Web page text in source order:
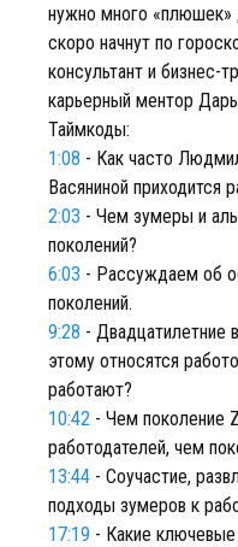
нужно много «плюшек»
скоро начнут по
консультант и
карьерный ментор
Таймкоды:
1:08 - Как часто
Васяниной приходится
2:03 - Чем зумеры и
поколений?
6:03 - Рассуждаем об
поколений.
9:28 - Двадцатилетние
этому относятся
работают?
10:42 - Чем поколение
работодателей, чем
13:44 - Соучастие,
подходы зумеров к
17:19 - Какие ключевые